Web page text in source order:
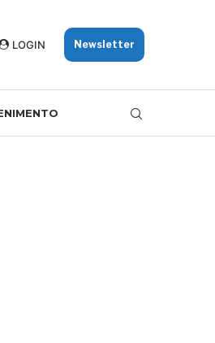
LOGIN Newsletter